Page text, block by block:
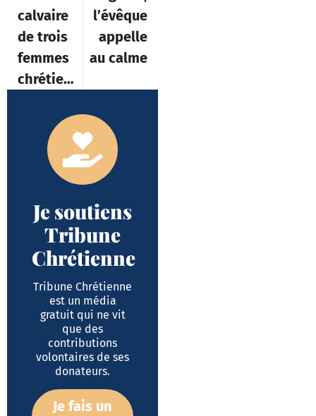
calvaire
de trois
femmes
chrétiennes
l’évêque
appelle
au calme
Je soutiens
Tribune
Chrétienne
Tribune Chrétienne
est un média
gratuit qui ne vit
que des
contributions
volontaires de ses
donateurs.
Je fais un